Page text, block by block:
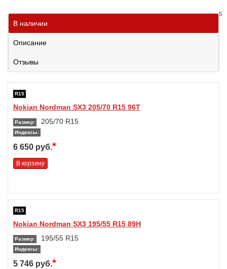
В наличии
5
Описание
Отзывы
R15
Nokian Nordman SX3 205/70 R15 96T
Размер: 205/70 R15
Индексы:
6 650 руб.*
В корзину
R15
Nokian Nordman SX3 195/55 R15 89H
Размер: 195/55 R15
Индексы:
5 746 руб.*